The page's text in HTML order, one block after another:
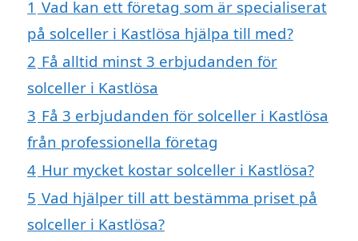
1 Vad kan ett företag som är specialiserat
på solceller i Kastlösa hjälpa till med?
2 Få alltid minst 3 erbjudanden för
solceller i Kastlösa
3 Få 3 erbjudanden för solceller i Kastlösa
från professionella företag
4 Hur mycket kostar solceller i Kastlösa?
5 Vad hjälper till att bestämma priset på
solceller i Kastlösa?